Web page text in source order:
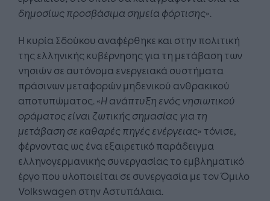
δημοσίως προσβάσιμα σημεία φόρτισης».
Η κυρία Σδούκου αναφέρθηκε και στην πολιτική
της ελληνικής κυβέρνησης για τη μετάβαση των
νησιών σε αυτόνομα ενεργειακά συστήματα
πράσινων μεταφορών μηδενικού ανθρακικού
αποτυπώματος. «Η ανάπτυξη ενός νησιωτικού
οράματος είναι ζωτικής σημασίας για τη
μετάβαση σε καθαρές πηγές ενέργειας» τόνισε,
φέρνοντας ως ένα εξαιρετικό παράδειγμα
ελληνογερμανικής συνεργασίας το εμβληματικό
έργο που υλοποιείται σε συνεργασία με τον Όμιλο
Volkswagen στην Αστυπάλαια.